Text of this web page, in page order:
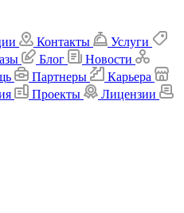
Контакты
Услуги
Блог
Новости
Партнеры
Карьера
Проекты
Лицензии